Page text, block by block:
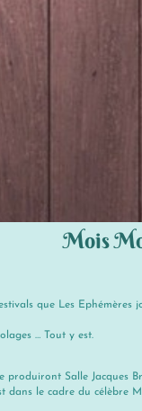
Mois
que Les
… Tout y est.
produiront Salle Jacques
dans le cadre du